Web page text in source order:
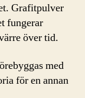
Grafitpulver
fungerar
över tid.
med
för en annan